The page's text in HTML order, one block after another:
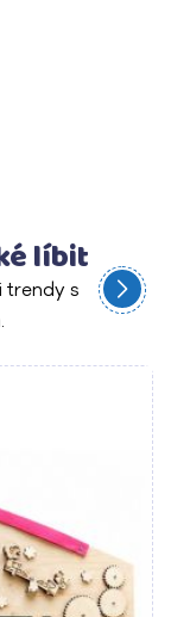
líbit
trendy s